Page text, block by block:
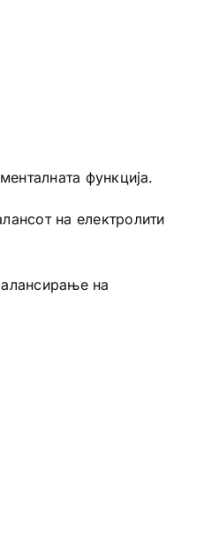
функција.
на електролити
на